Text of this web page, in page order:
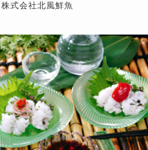
株式会社北風鮮魚